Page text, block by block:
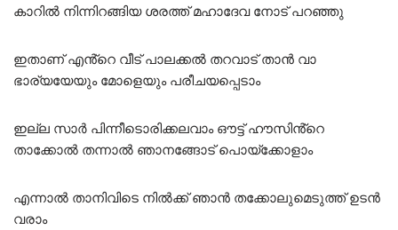
കാറിൽ നിന്നിറങ്ങിയ ശരത്ത് മഹാദേവ നോട് പറഞ്ഞു
ഇതാണ് എൻ്റെ വീട് പാലക്കൽ തറവാട് താൻ വാ
ഭാര്യയേയും മോളെയും പരീചയപ്പെടാം
ഇല്ല സാർ പിന്നീടൊരിക്കലവാം ഔട്ട് ഹൗസിൻ്റെ
താക്കോൽ തന്നാൽ ഞാനങ്ങോട് പൊയ്ക്കോളാം
എന്നാൽ താനിവിടെ നിൽക്ക് ഞാൻ തക്കോലുമെടുത്ത് ഉടൻ
വരാം